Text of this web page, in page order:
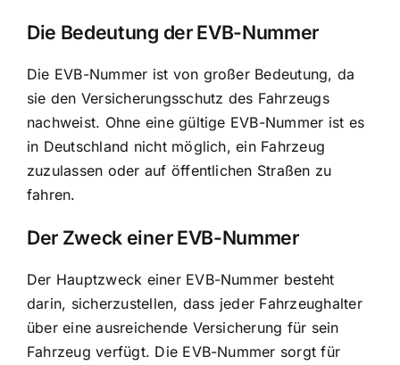
Die Bedeutung der EVB-Nummer
Die EVB-Nummer ist von großer Bedeutung, da
sie den Versicherungsschutz des Fahrzeugs
nachweist. Ohne eine gültige EVB-Nummer ist es
in Deutschland nicht möglich, ein Fahrzeug
zuzulassen oder auf öffentlichen Straßen zu
fahren.
Der Zweck einer EVB-Nummer
Der Hauptzweck einer EVB-Nummer besteht
darin, sicherzustellen, dass jeder Fahrzeughalter
über eine ausreichende Versicherung für sein
Fahrzeug verfügt. Die EVB-Nummer sorgt für